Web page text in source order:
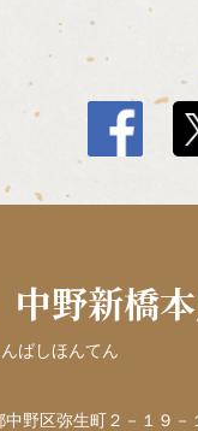
中野新橋
ばしほんてん
中野区弥生町２－１９